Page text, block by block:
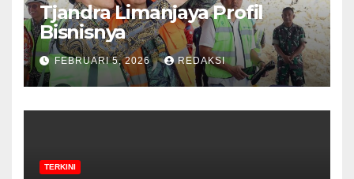
Tjandra Limanjaya Profil
Bisnisnya
FEBRUARI 5, 2026 REDAKSI
TERKINI